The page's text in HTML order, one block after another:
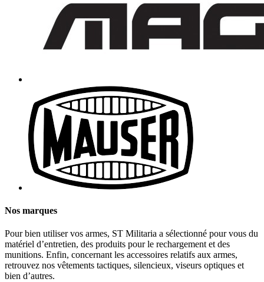
Nos marques
Pour bien utiliser vos armes, ST Militaria a sélectionné pour vous du
matériel d’entretien, des produits pour le rechargement et des
munitions. Enfin, concernant les accessoires relatifs aux armes,
retrouvez nos vêtements tactiques, silencieux, viseurs optiques et
bien d’autres.